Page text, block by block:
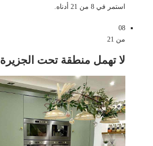
استمر في 8 من 21 أدناه.
08
من 21
لا تهمل منطقة تحت الجزيرة